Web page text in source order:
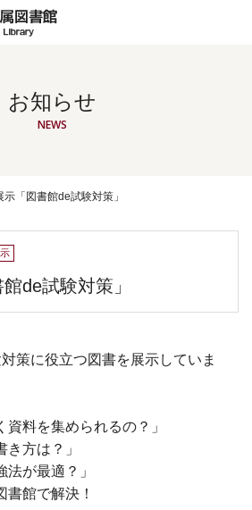
お知らせ
NEWS
示「図書館de試験対策」
de試験対策」
策に役立つ図書を展示していま
資料を集められるの？」
き方は？」
法が最適？」
書館で解決！